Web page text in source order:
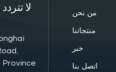
لا
Province
من نحن
منتجاتنا
خبر
اتصل بنا